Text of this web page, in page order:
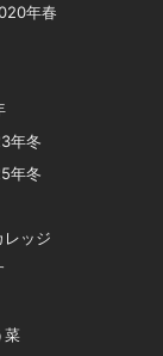
年春
年冬
年冬
ッジ
菜